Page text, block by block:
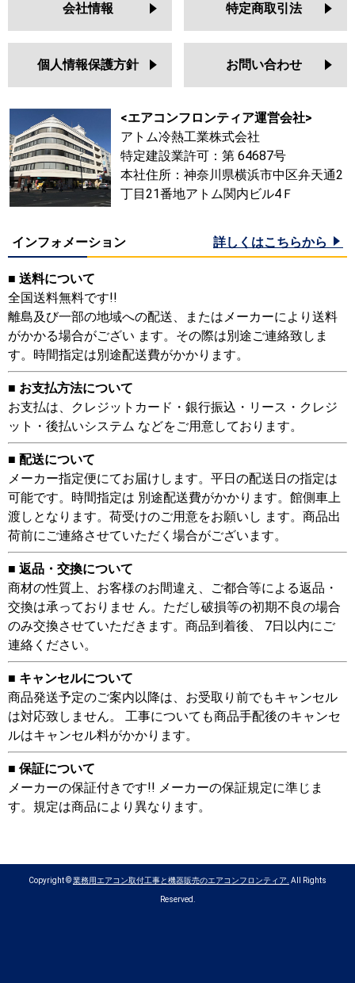
会社情報 特定商取引法
個人情報保護方針 お問い合わせ
<エアコンフロンティア運営会社>
アトム冷熱工業株式会社
特定建設業許可：第 64687号
本社住所：神奈川県横浜市中区弁天通2
丁目21番地アトム関内ビル4Ｆ
インフォメーション 詳しくはこちらから
■ 送料について
全国送料無料です!!
離島及び一部の地域への配送、またはメーカーにより送料
がかかる場合がござい ます。その際は別途ご連絡致しま
す。時間指定は別途配送費がかかります。
■ お支払方法について
お支払は、クレジットカード・銀行振込・リース・クレジ
ット・後払いシステム などをご用意しております。
■ 配送について
メーカー指定便にてお届けします。平日の配送日の指定は
可能です。時間指定は 別途配送費がかかります。館側車上
渡しとなります。荷受けのご用意をお願いし ます。商品出
荷前にご連絡させていただく場合がございます。
■ 返品・交換について
商材の性質上、お客様のお間違え、ご都合等による返品・
交換は承っておりませ ん。ただし破損等の初期不良の場合
のみ交換させていただきます。商品到着後、 7日以内にご
連絡ください。
■ キャンセルについて
商品発送予定のご案内以降は、お受取り前でもキャンセル
は対応致しません。 工事についても商品手配後のキャンセ
ルはキャンセル料がかかります。
■ 保証について
メーカーの保証付きです!! メーカーの保証規定に準じま
す。規定は商品により異なります。
Copyright ©業務用エアコン取付工事と機器販売のエアコンフロンティア. All Rights
Reserved.